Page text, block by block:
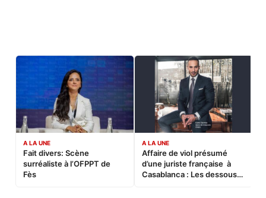
A LA UNE
Fait divers: Scène
surréaliste à l’OFPPT de
Fès
A LA UNE
Affaire de viol présumé
d’une juriste française à
Casablanca : Les dessous